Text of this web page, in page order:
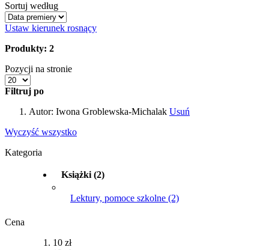
Sortuj według
Ustaw kierunek rosnący
Produkty: 2
Pozycji na stronie
Filtruj po
Autor: Iwona Groblewska-Michalak Usuń
Wyczyść wszystko
Kategoria
Książki (2)
Lektury, pomoce szkolne (2)
Cena
10 zł